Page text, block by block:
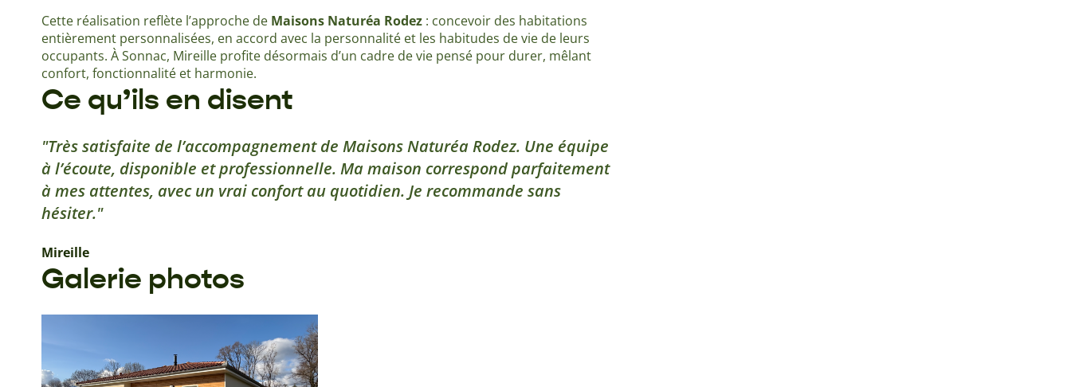
Cette réalisation reflète l’approche de Maisons Naturéa Rodez : concevoir des habitations
entièrement personnalisées, en accord avec la personnalité et les habitudes de vie de leurs
occupants. À Sonnac, Mireille profite désormais d’un cadre de vie pensé pour durer, mêlant
confort, fonctionnalité et harmonie.
Ce qu’ils en disent
Très satisfaite de l’accompagnement de Maisons Naturéa Rodez. Une équipe
à l’écoute, disponible et professionnelle. Ma maison correspond parfaitement
à mes attentes, avec un vrai confort au quotidien. Je recommande sans
hésiter.
Mireille
Galerie photos